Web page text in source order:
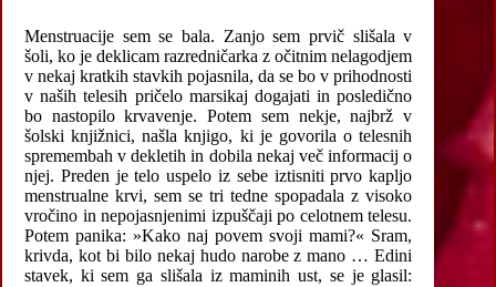
Menstruacije sem se bala. Zanjo sem prvič slišala v
šoli, ko je deklicam razredničarka z očitnim nelagodjem
v nekaj kratkih stavkih pojasnila, da se bo v prihodnosti
v naših telesih pričelo marsikaj dogajati in posledično
bo nastopilo krvavenje. Potem sem nekje, najbrž v
šolski knjižnici, našla knjigo, ki je govorila o telesnih
spremembah v dekletih in dobila nekaj več informacij o
njej. Preden je telo uspelo iz sebe iztisniti prvo kapljo
menstrualne krvi, sem se tri tedne spopadala z visoko
vročino in nepojasnjenimi izpuščaji po celotnem telesu.
Potem panika: »Kako naj povem svoji mami?« Sram,
krivda, kot bi bilo nekaj hudo narobe z mano … Edini
stavek, ki sem ga slišala iz maminih ust, se je glasil: